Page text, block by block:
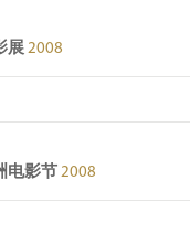
展 2008
电影节 2008